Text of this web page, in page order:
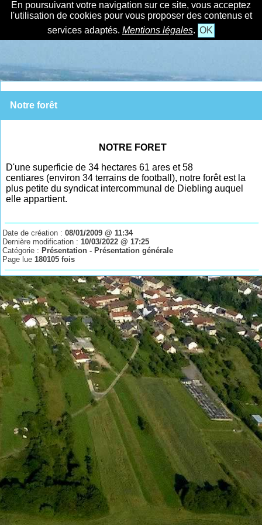
En poursuivant votre navigation sur ce site, vous acceptez
l'utilisation de cookies pour vous proposer des contenus et
services adaptés. Mentions légales. OK
Notre forêt
NOTRE FORET
D'une superficie de 34 hectares 61 ares et 58
centiares (environ 34 terrains de football), notre forêt est la
plus petite du syndicat intercommunal de Diebling auquel
elle appartient.
Date de création :08/01/2009 @ 11:34
Dernière modification :10/03/2022 @ 17:25
Catégorie : Présentation - Présentation générale
Page lue180105 fois